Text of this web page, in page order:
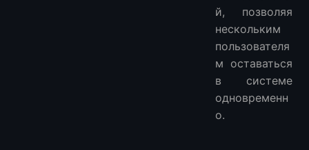
й, позволяя
нескольким
пользователя
м оставаться
в системе
одновременн
о.